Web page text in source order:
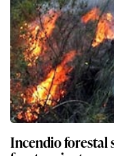
Incendio forestal